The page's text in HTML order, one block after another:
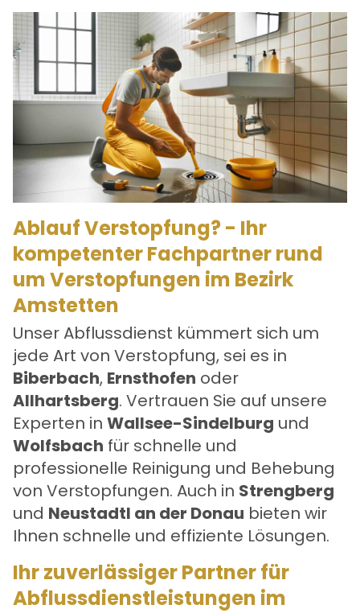
Ablauf Verstopfung? - Ihr
kompetenter Fachpartner rund
um Verstopfungen im Bezirk
Amstetten
Unser Abflussdienst kümmert sich um
jede Art von Verstopfung, sei es in
Biberbach, Ernsthofen oder
Allhartsberg. Vertrauen Sie auf unsere
Experten in Wallsee-Sindelburg und
Wolfsbach für schnelle und
professionelle Reinigung und Behebung
von Verstopfungen. Auch in Strengberg
und Neustadtl an der Donau bieten wir
Ihnen schnelle und effiziente Lösungen.
Ihr zuverlässiger Partner für
Abflussdienstleistungen im